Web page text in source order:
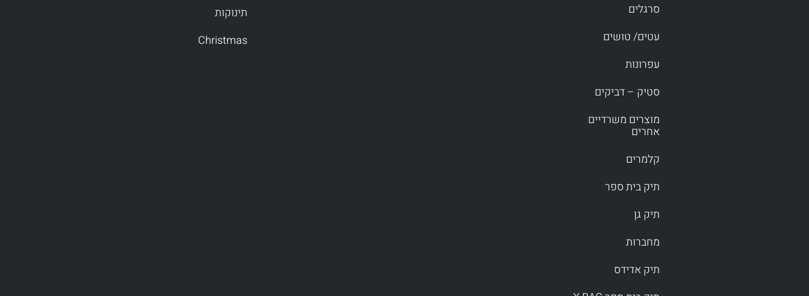
סרגלים
עטים/ טושים
עפרונות
סטיק – דביקים
מוצרים משרדיים
אחרים
קלמרים
תיק בית ספר
תיק גן
מחברות
תיק אדידס
תינוקות
Christmas